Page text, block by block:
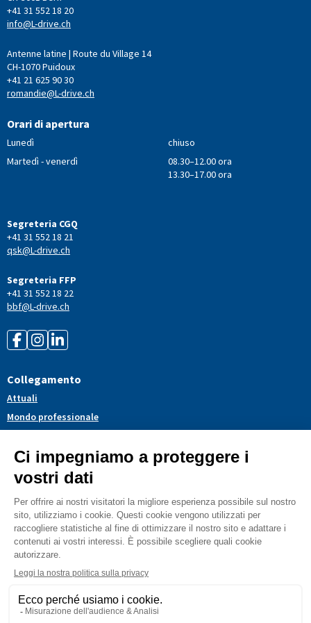
+41 31 552 18 20
info@L-drive.ch
Antenne latine | Route du Village 14
CH-1070 Puidoux
+41 21 625 90 30
romandie@L-drive.ch
Orari di apertura
Lunedì
chiuso
Martedì - venerdì
08.30–12.00 ora
13.30–17.00 ora
Segreteria CGQ
+41 31 552 18 21
qsk@L-drive.ch
Segreteria FFP
+41 31 552 18 22
bbf@L-drive.ch
Collegamento
Attuali
Mondo professionale
Servizi
Associazione
Blog
CGV
Avvertenze legali
Cookies